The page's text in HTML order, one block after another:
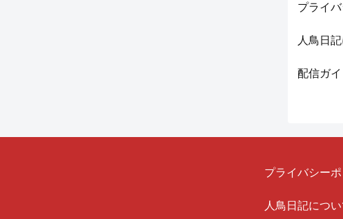
プライ
人鳥日
配信ガ
プライバシー
人鳥日記につい